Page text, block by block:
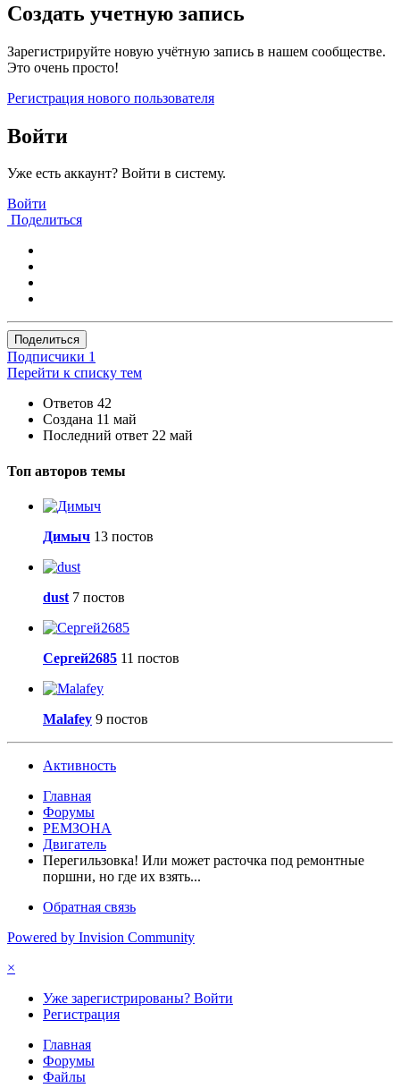
Создать учетную запись
Зарегистрируйте новую учётную запись в нашем сообществе.
Это очень просто!
Регистрация нового пользователя
Войти
Уже есть аккаунт? Войти в систему.
Войти
Поделиться
Поделиться
Подписчики 1
Перейти к списку тем
Ответов 42
Создана 11 май
Последний ответ 22 май
Топ авторов темы
Димыч 13 постов
dust 7 постов
Сергей2685 11 постов
Malafey 9 постов
Активность
Главная
Форумы
РЕМЗОНА
Двигатель
Перегильзовка! Или может расточка под ремонтные
поршни, но где их взять...
Обратная связь
Powered by Invision Community
×
Уже зарегистрированы? Войти
Регистрация
Главная
Форумы
Файлы